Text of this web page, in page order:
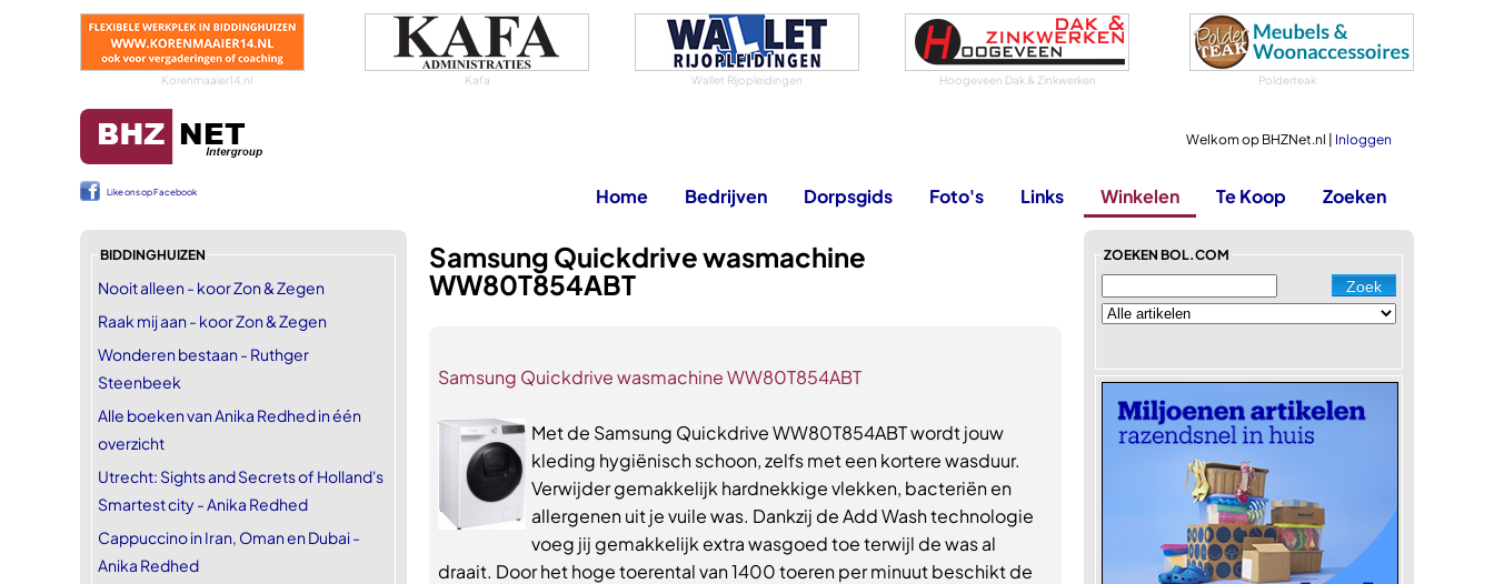
Korenmaaier14.nl Kafa Wallet Rijopleidingen Hoogeveen Dak & Zinkwerken Polderteak
Welkom op BHZNet.nl | Inloggen
Like ons op Facebook Home Bedrijven Dorpsgids Foto's Links Winkelen Te Koop Zoeken
BIDDINGHUIZEN
Nooit alleen - koor Zon & Zegen
Raak mij aan - koor Zon & Zegen
Wonderen bestaan - Ruthger
Steenbeek
Alle boeken van Anika Redhed in één
overzicht
Utrecht: Sights and Secrets of Holland's
Smartest city - Anika Redhed
Cappuccino in Iran, Oman en Dubai -
Anika Redhed
Samsung Quickdrive wasmachine
WW80T854ABT
Samsung Quickdrive wasmachine WW80T854ABT
Met de Samsung Quickdrive WW80T854ABT wordt jouw
kleding hygiënisch schoon, zelfs met een kortere wasduur.
Verwijder gemakkelijk hardnekkige vlekken, bacteriën en
allergenen uit je vuile was. Dankzij de Add Wash technologie
voeg jij gemakkelijk extra wasgoed toe terwijl de was al
draait. Door het hoge toerental van 1400 toeren per minuut beschikt de
ZOEKEN BOL.COM